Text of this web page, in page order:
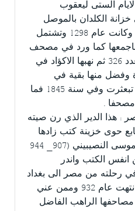
الستى ليعقوب
كتب سنة 822 في خزانة الكلدان بالموصل
منقولا من خزانة ديار بكر , وكانت عام 1298 وتشتمل
كما ورد في مصحف
محفوط في خزينة برلين عدد 326 ثم نهبها الاكؤاد في
وفضل منها بقية في
منتصف المثة السادسة ثم تبعثرت وفي سنة 1845 فما
مصحفا .
: هذا الدير الذي رن صيته
حوى خزينة كتب زادها
رئيسه الهمام الجليل الاب موسى النصيبيني (907_ 944
الكتب واندر
رحلته من مصر الى بغداد
التي طالت ست ستوات وانتهت عام 932 وممن عني
مصاحفها الراهب الفاضل